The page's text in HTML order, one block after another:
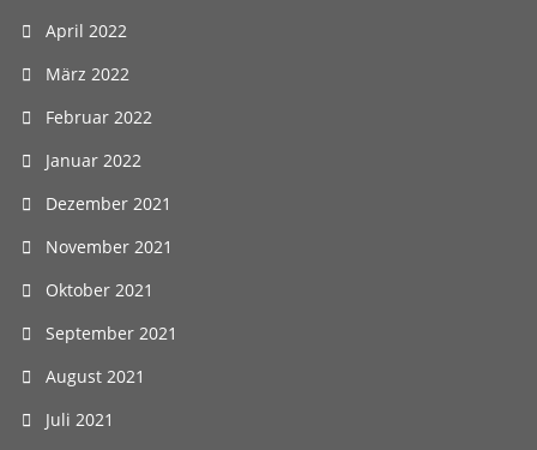
April 2022
März 2022
Februar 2022
Januar 2022
Dezember 2021
November 2021
Oktober 2021
September 2021
August 2021
Juli 2021